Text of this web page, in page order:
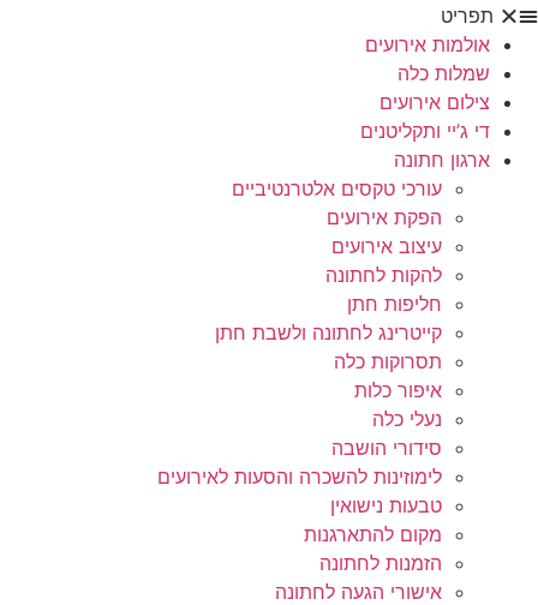
תפריט
אולמות אירועים
שמלות כלה
צילום אירועים
די ג’יי ותקליטנים
ארגון חתונה
עורכי טקסים אלטרנטיביים
הפקת אירועים
עיצוב אירועים
להקות לחתונה
חליפות חתן
קייטרינג לחתונה ולשבת חתן
תסרוקות כלה
איפור כלות
נעלי כלה
סידורי הושבה
לימוזינות להשכרה והסעות לאירועים
טבעות נישואין
מקום להתארגנות
הזמנות לחתונה
אישורי הגעה לחתונה